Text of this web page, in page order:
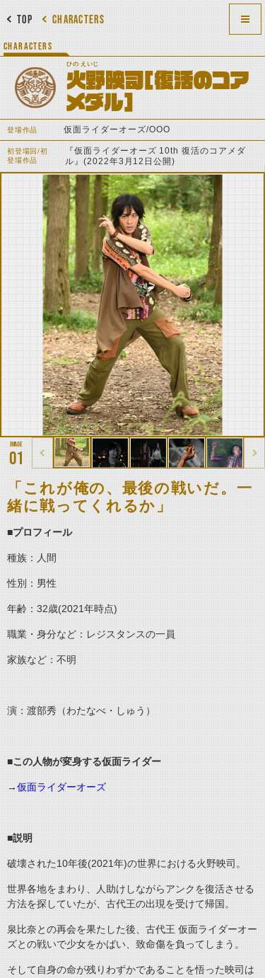
CHARACTERS
TOP
CHARACTERS
ひの えいじ
火野映司[復活のコア
メダル]
登場作品 仮面ライダーオーズ/OOO
初登場回/初
登場作品
『仮面ライダーオーズ 10th 復活のコアメダ
ル』(2022年3月12日公開)
01
「これが俺の、最後の戦いだ。一
緒に戦ってくれるか」
■プロフィール
種族：人間
性別：男性
年齢：32歳(2021年時点)
職業・身分など：レジスタンスの一員
家族など：不明
演：渡部秀（わたなべ・しゅう）
■この人物が変身する仮面ライダー
→仮面ライダーオーズ
■説明
破壊された10年後(2021年)の世界における火野映司。
世界各地をまわり、人助けしながらアンクを復活させる
方法を探していたが、古代王の出現を受けて帰国。
泉比奈との再会を果たした後、古代王 仮面ライダーオー
ズとの戦いで少女をかばい、致命傷を負ってしまう。
そして自身の命が残りわずかであることを悟った映司は